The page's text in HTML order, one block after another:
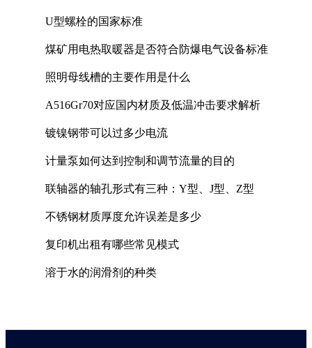
U型螺栓的国家标准
煤矿用电热取暖器是否符合防爆电气设备标准
照明母线槽的主要作用是什么
A516Gr70对应国内材质及低温冲击要求解析
镀镍钢带可以过多少电流
计量泵如何达到控制和调节流量的目的
联轴器的轴孔形式有三种：Y型、J型、Z型
不锈钢材质厚度允许误差是多少
复印机出租有哪些常见模式
溶于水的润滑剂的种类